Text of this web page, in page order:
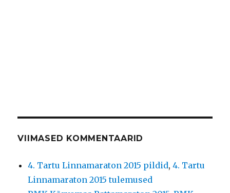
VIIMASED KOMMENTAARID
4. Tartu Linnamaraton 2015 pildid,4. Tartu
Linnamaraton 2015 tulemused